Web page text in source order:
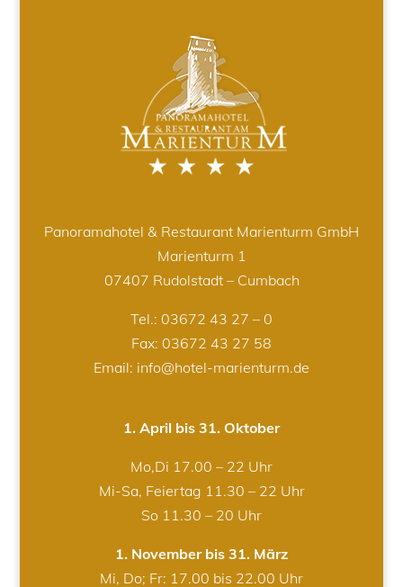
Panoramahotel & Restaurant Marienturm GmbH
Marienturm 1
07407 Rudolstadt – Cumbach
Tel.: 03672 43 27 – 0
Fax: 03672 43 27 58
Email: info@hotel-marienturm.de
1. April bis 31. Oktober
Mo,Di 17.00 – 22 Uhr
Mi-Sa, Feiertag 11.30 – 22 Uhr
So 11.30 – 20 Uhr
1. November bis 31. März
Mi, Do; Fr: 17.00 bis 22.00 Uhr